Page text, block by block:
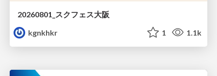
20260801_スクフェス大阪
kgnkhkr
1 1.1k